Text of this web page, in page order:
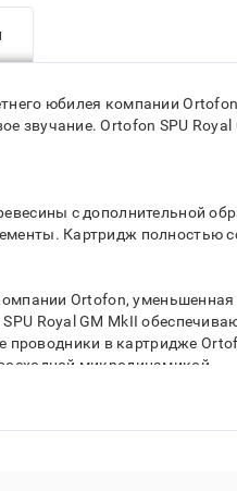
юбилея компании
звучание. Ortofon SPU
с дополнительной
Картридж полностью
Ortofon,
Royal GM MkII
в картридже
микродинамикой.
европейских традициях.